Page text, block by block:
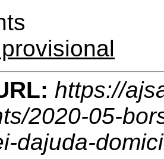
https://
2020-05-
dajuda-